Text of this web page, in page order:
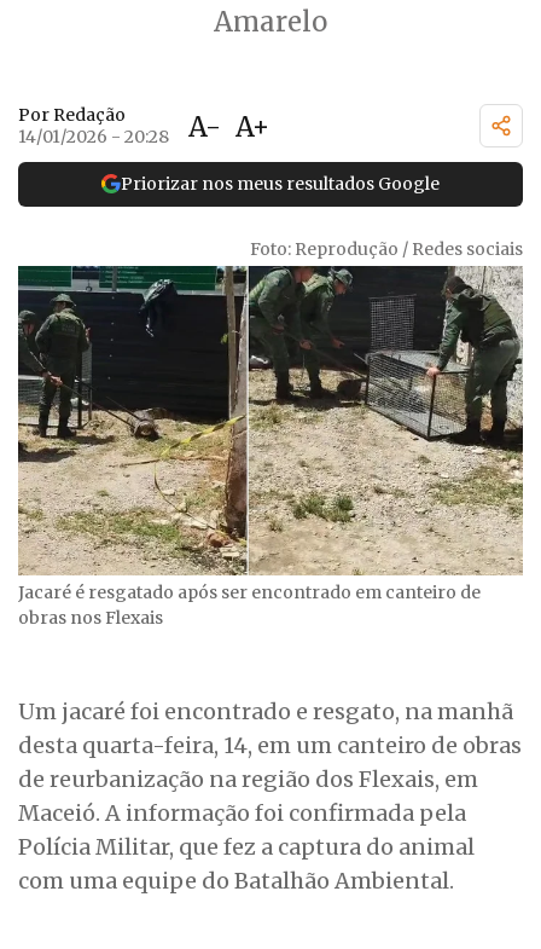
Amarelo
Por Redação
14/01/2026 - 20:28
A- A+
Priorizar nos meus resultados Google
Foto: Reprodução / Redes sociais
Jacaré é resgatado após ser encontrado em canteiro de
obras nos Flexais
Um jacaré foi encontrado e resgato, na manhã
desta quarta-feira, 14, em um canteiro de obras
de reurbanização na região dos Flexais, em
Maceió. A informação foi confirmada pela
Polícia Militar, que fez a captura do animal
com uma equipe do Batalhão Ambiental.